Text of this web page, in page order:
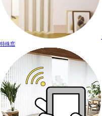
特殊窓